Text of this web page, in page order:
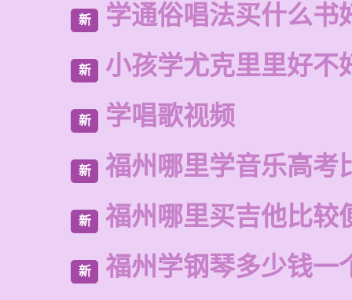
新 学通俗唱法买什么书
新 小孩学尤克里里好不
新 学唱歌视频
新 福州哪里学音乐高考
新 福州哪里买吉他比较
新 福州学钢琴多少钱一